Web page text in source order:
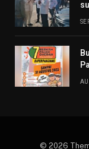
© 2026